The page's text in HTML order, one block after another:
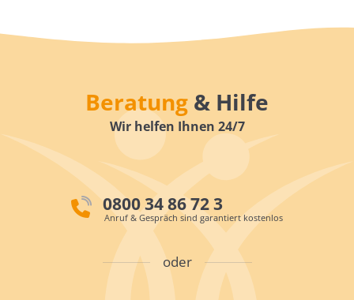
Beratung & Hilfe
Wir helfen Ihnen 24/7
0800 34 86 72 3
Anruf & Gespräch sind garantiert kostenlos
oder